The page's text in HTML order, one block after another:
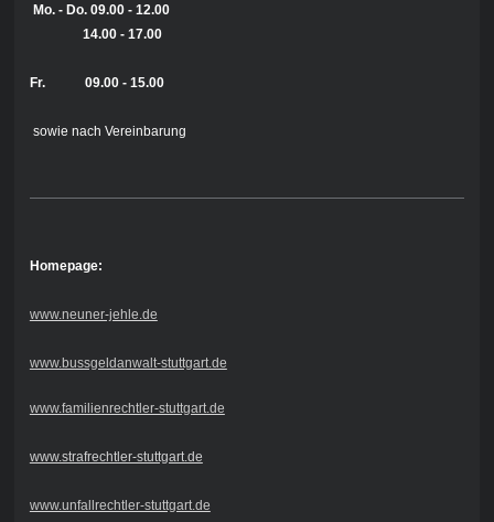
Mo. - Do. 09.00 - 12.00
14.00 - 17.00
Fr. 09.00 - 15.00
sowie nach Vereinbarung
Homepage:
www.neuner-jehle.de
www.bussgeldanwalt-stuttgart.de
www.familienrechtler-stuttgart.de
www.strafrechtler-stuttgart.de
www.unfallrechtler-stuttgart.de